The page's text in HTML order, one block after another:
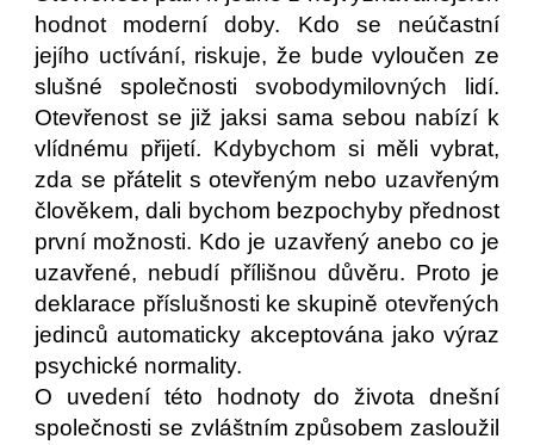
hodnot moderní doby. Kdo se neúčastní
jejího uctívání, riskuje, že bude vyloučen ze
slušné společnosti svobodymilovných lidí.
Otevřenost se již jaksi sama sebou nabízí k
vlídnému přijetí. Kdybychom si měli vybrat,
zda se přátelit s otevřeným nebo uzavřeným
člověkem, dali bychom bezpochyby přednost
první možnosti. Kdo je uzavřený anebo co je
uzavřené, nebudí přílišnou důvěru. Proto je
deklarace příslušnosti ke skupině otevřených
jedinců automaticky akceptována jako výraz
psychické normality.
O uvedení této hodnoty do života dnešní
společnosti se zvláštním způsobem zasloužil